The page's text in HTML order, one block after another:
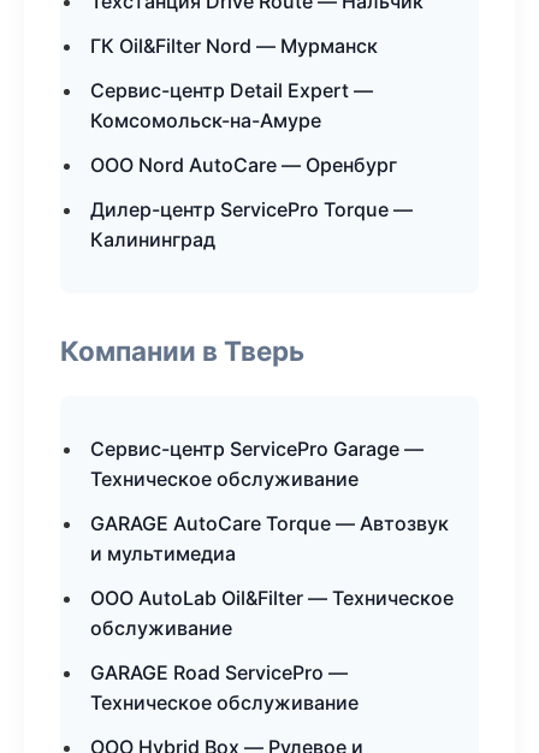
ГК Oil&Filter Nord — Мурманск
Сервис-центр Detail Expert —
Комсомольск-на-Амуре
ООО Nord AutoCare — Оренбург
Дилер-центр ServicePro Torque —
Калининград
Компании в Тверь
Сервис-центр ServicePro Garage —
Техническое обслуживание
GARAGE AutoCare Torque — Автозвук
и мультимедиа
ООО AutoLab Oil&Filter — Техническое
обслуживание
GARAGE Road ServicePro —
Техническое обслуживание
ООО Hybrid Box — Рулевое и